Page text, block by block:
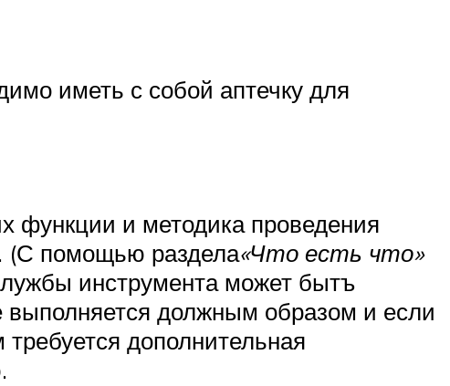
иметь с собой аптечку для
функции и методика проведения
(С помощью раздела«Что есть что»
инструмента может бытъ
выполняется должным образом и если
дополнительная